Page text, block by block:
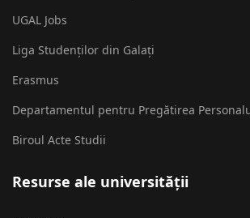
UGAL Jobs
Liga Studenților din Galați
Erasmus
Departamentul pentru Pregătirea
Biroul Acte Studii
Resurse ale universității